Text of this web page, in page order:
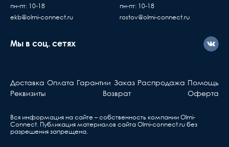
пн-пт: 10-18
ekb@olmi-connect.ru
пн-пт: 10-18
rostov@olmi-connect.ru
Мы в соц. сетях
Доставка Оплата Гарантии Заказ Распродажа Помощь
Реквизиты
Возврат Оферта
Вся информация на сайте – собственность компании Olmi-
Сonnect. Публикация материалов сайта Olmi-connect.ru без
разрешения запрещена.